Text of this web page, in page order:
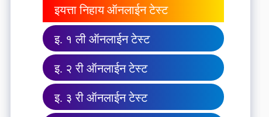
इयत्ता निहाय ऑनलाईन टेस्ट
इ. १ ली ऑनलाईन टेस्ट
इ. २ री ऑनलाईन टेस्ट
इ. ३ री ऑनलाईन टेस्ट